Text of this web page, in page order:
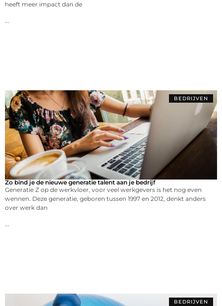
heeft meer impact dan de
BEDRIJVEN
Zo bind je de nieuwe generatie talent aan je bedrijf
Generatie Z op de werkvloer, voor veel werkgevers is het nog even
wennen. Deze generatie, geboren tussen 1997 en 2012, denkt anders
over werk dan
BEDRIJVEN